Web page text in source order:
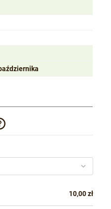
kosztów płatności
10,00 zł